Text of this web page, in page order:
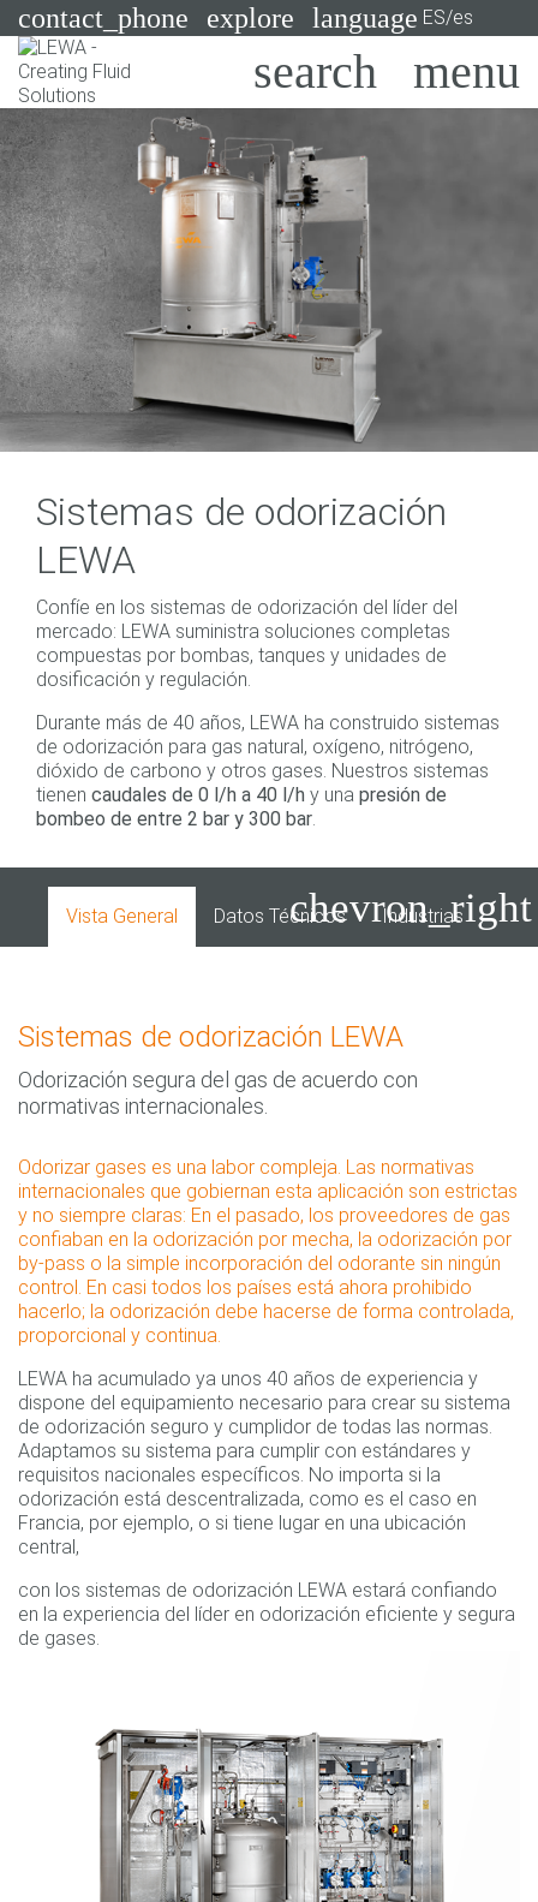
contact_phone explore language ES/es
Search
Bombas
Sistemas
Industrias
Aplicaciones
Servicios
Asesoramiento
Sistemas de odorización
LEWA
Confíe en los sistemas de odorización del líder del
mercado: LEWA suministra soluciones completas
compuestas por bombas, tanques y unidades de
dosificación y regulación.
Durante más de 40 años, LEWA ha construido sistemas
de odorización para gas natural, oxígeno, nitrógeno,
dióxido de carbono y otros gases. Nuestros sistemas
tienen caudales de 0 l/h a 40 l/h y una presión de
bombeo de entre 2 bar y 300 bar.
Vista General Datos Técnicos Industrias
chevron_right
Sistemas de odorización LEWA
Odorización segura del gas de acuerdo con
normativas internacionales.
Odorizar gases es una labor compleja. Las normativas
internacionales que gobiernan esta aplicación son estrictas
y no siempre claras: En el pasado, los proveedores de gas
confiaban en la odorización por mecha, la odorización por
by-pass o la simple incorporación del odorante sin ningún
control. En casi todos los países está ahora prohibido
hacerlo; la odorización debe hacerse de forma controlada,
proporcional y continua.
LEWA ha acumulado ya unos 40 años de experiencia y
dispone del equipamiento necesario para crear su sistema
de odorización seguro y cumplidor de todas las normas.
Adaptamos su sistema para cumplir con estándares y
requisitos nacionales específicos. No importa si la
odorización está descentralizada, como es el caso en
Francia, por ejemplo, o si tiene lugar en una ubicación
central,
con los sistemas de odorización LEWA estará confiando
en la experiencia del líder en odorización eficiente y segura
de gases.